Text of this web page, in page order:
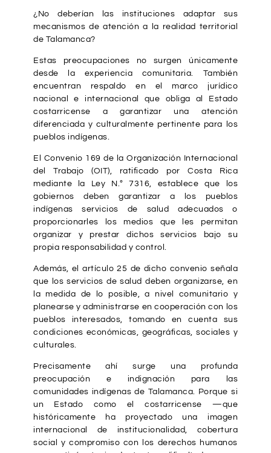
¿No deberían las instituciones adaptar sus
mecanismos de atención a la realidad territorial
de Talamanca?
Estas preocupaciones no surgen únicamente
desde la experiencia comunitaria. También
encuentran respaldo en el marco jurídico
nacional e internacional que obliga al Estado
costarricense a garantizar una atención
diferenciada y culturalmente pertinente para los
pueblos indígenas.
El Convenio 169 de la Organización Internacional
del Trabajo (OIT), ratificado por Costa Rica
mediante la Ley N.º 7316, establece que los
gobiernos deben garantizar a los pueblos
indígenas servicios de salud adecuados o
proporcionarles los medios que les permitan
organizar y prestar dichos servicios bajo su
propia responsabilidad y control.
Además, el artículo 25 de dicho convenio señala
que los servicios de salud deben organizarse, en
la medida de lo posible, a nivel comunitario y
planearse y administrarse en cooperación con los
pueblos interesados, tomando en cuenta sus
condiciones económicas, geográficas, sociales y
culturales.
Precisamente ahí surge una profunda
preocupación e indignación para las
comunidades indígenas de Talamanca. Porque si
un Estado como el costarricense —que
históricamente ha proyectado una imagen
internacional de institucionalidad, cobertura
social y compromiso con los derechos humanos